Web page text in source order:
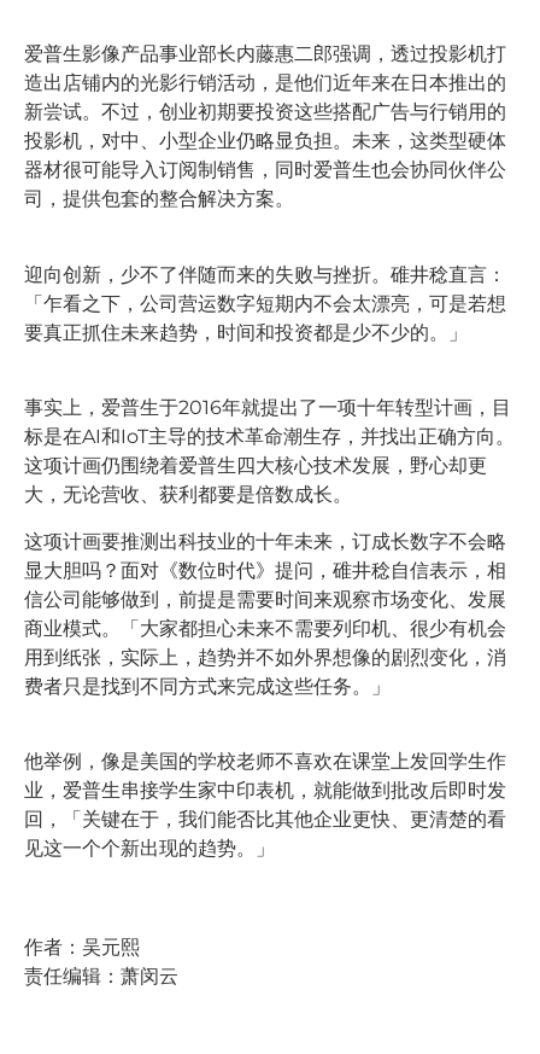
爱普生影像产品事业部长内藤惠二郎强调，透过投影机打
造出店铺内的光影行销活动，是他们近年来在日本推出的
新尝试。不过，创业初期要投资这些搭配广告与行销用的
投影机，对中、小型企业仍略显负担。未来，这类型硬体
器材很可能导入订阅制销售，同时爱普生也会协同伙伴公
司，提供包套的整合解决方案。
迎向创新，少不了伴随而来的失败与挫折。碓井稔直言：
「乍看之下，公司营运数字短期内不会太漂亮，可是若想
要真正抓住未来趋势，时间和投资都是少不少的。」
事实上，爱普生于2016年就提出了一项十年转型计画，目
标是在AI和IoT主导的技术革命潮生存，并找出正确方向。
这项计画仍围绕着爱普生四大核心技术发展，野心却更
大，无论营收、获利都要是倍数成长。
这项计画要推测出科技业的十年未来，订成长数字不会略
显大胆吗？面对《数位时代》提问，碓井稔自信表示，相
信公司能够做到，前提是需要时间来观察市场变化、发展
商业模式。「大家都担心未来不需要列印机、很少有机会
用到纸张，实际上，趋势并不如外界想像的剧烈变化，消
费者只是找到不同方式来完成这些任务。」
他举例，像是美国的学校老师不喜欢在课堂上发回学生作
业，爱普生串接学生家中印表机，就能做到批改后即时发
回，「关键在于，我们能否比其他企业更快、更清楚的看
见这一个个新出现的趋势。」
作者：吴元熙
责任编辑：萧闵云